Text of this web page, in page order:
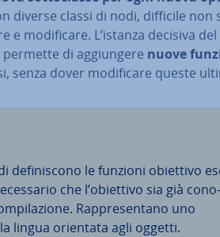
diverse classi di nodi, difficile non
e mo­di­fi­ca­re. L’istanza decisiva
permette di ag­giun­ge­re nuove
senza dover mo­di­fi­ca­re queste
de­fi­ni­sco­no le funzioni obiettivo
che l’obiettivo sia già co­no­
Rap­pre­sen­ta­no uno
lingua orientata agli oggetti.